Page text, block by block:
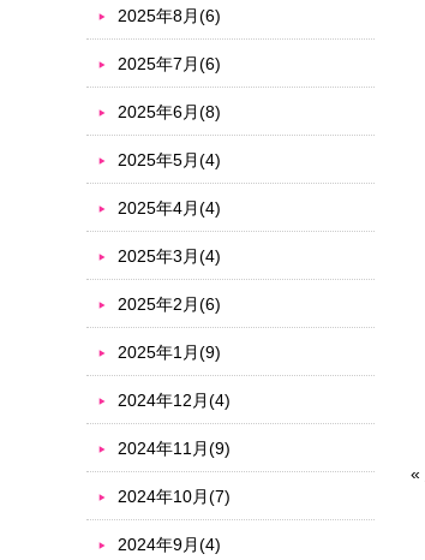
«
2025年8月(6)
2025年7月(6)
2025年6月(8)
2025年5月(4)
2025年4月(4)
2025年3月(4)
2025年2月(6)
2025年1月(9)
2024年12月(4)
2024年11月(9)
2024年10月(7)
2024年9月(4)